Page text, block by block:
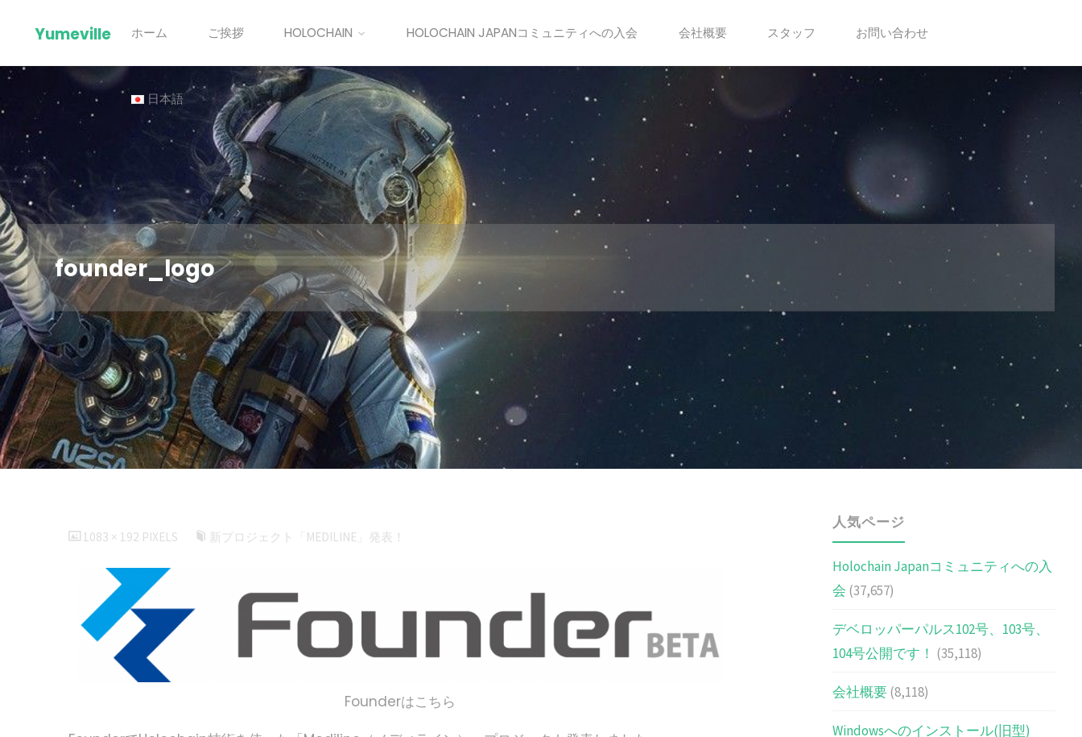
Yumeville ホーム ご挨拶 HOLOCHAIN HOLOCHAIN JAPANコミュニティへの入会 会社概要 スタッフ お問い合わせ
日本語
founder_logo
FULL1083 × 192 PIXELS 新プロジェクト「MEDILINE」発表！
Founderはこちら
人気ページ
Holochain Japanコミュニティへの入
会 (37,657)
デベロッパーパルス102号、103号、
104号公開です！ (35,118)
会社概要(8,118)
Windowsへのインストール(旧型)